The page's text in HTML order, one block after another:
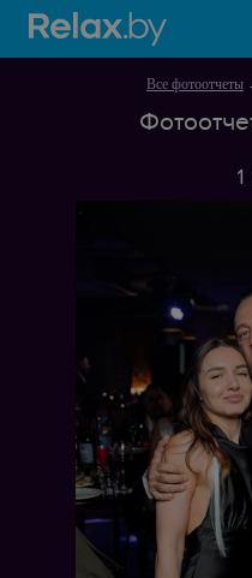
Все фотоотчеты
1